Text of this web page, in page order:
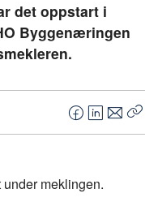
det oppstart i
Byggenæringen
F
a
e
L
i
k
E
-
meklingen.